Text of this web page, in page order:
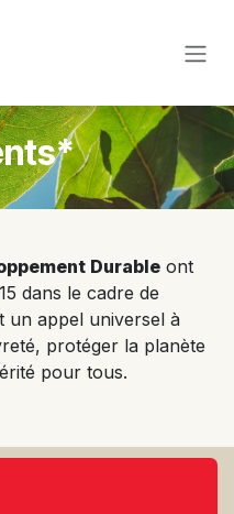
Durable ont
dans le cadre de
un appel universel à
protéger la planète
pour tous.